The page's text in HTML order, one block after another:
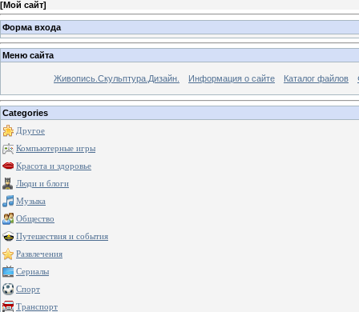
[Мой сайт]
Форма входа
Меню сайта
Живопись.Скульптура.Дизайн. Информация о сайте Каталог файлов
Categories
Другое
Компьютерные игры
Красота и здоровье
Люди и блоги
Музыка
Общество
Путешествия и события
Развлечения
Сериалы
Спорт
Транспорт